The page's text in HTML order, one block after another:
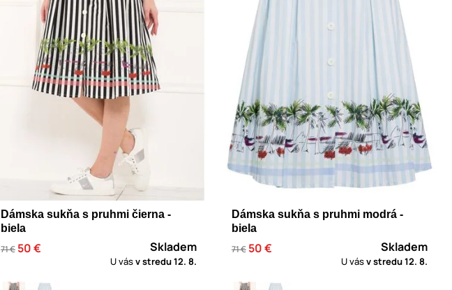
Dámska sukňa s pruhmi čierna -
biela
71 € 50 € Skladem
U vásv stredu12. 8.
Dámska sukňa s pruhmi modrá -
biela
71 € 50 € Skladem
U vásv stredu12. 8.